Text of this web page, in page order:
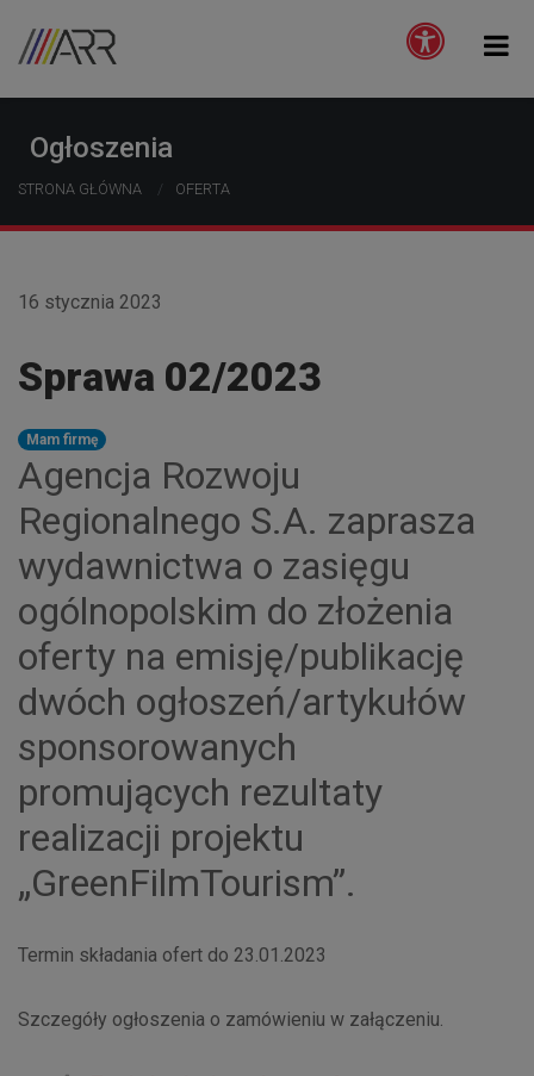
Ogłoszenia
STRONA GŁÓWNA OFERTA
16 stycznia 2023
Sprawa 02/2023
Mam firmę
Agencja Rozwoju
Regionalnego S.A. zaprasza
wydawnictwa o zasięgu
ogólnopolskim do złożenia
oferty na emisję/publikację
dwóch ogłoszeń/artykułów
sponsorowanych
promujących rezultaty
realizacji projektu
„GreenFilmTourism”.
Termin składania ofert do 23.01.2023
Szczegóły ogłoszenia o zamówieniu w załączeniu.